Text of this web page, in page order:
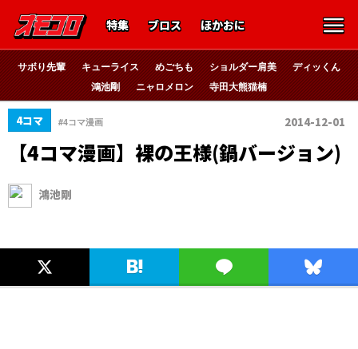
特集 ブロス ほかおに
サボり先輩 キューライス めごちも ショルダー肩美
ディッくん
鴻池剛
ニャロメロン 寺田大熊猫楠
4コマ #4コマ漫画 2014-12-01
【4コマ漫画】裸の王様(鍋バージョン)
鴻池剛